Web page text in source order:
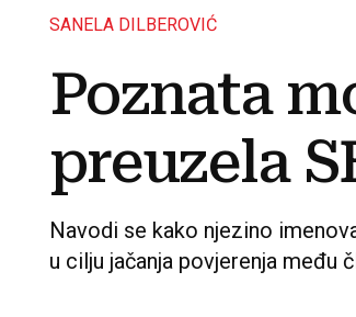
SANELA DILBEROVIĆ
Poznata
preuzela
Navodi se kako njezino
u cilju jačanja povjerenja među